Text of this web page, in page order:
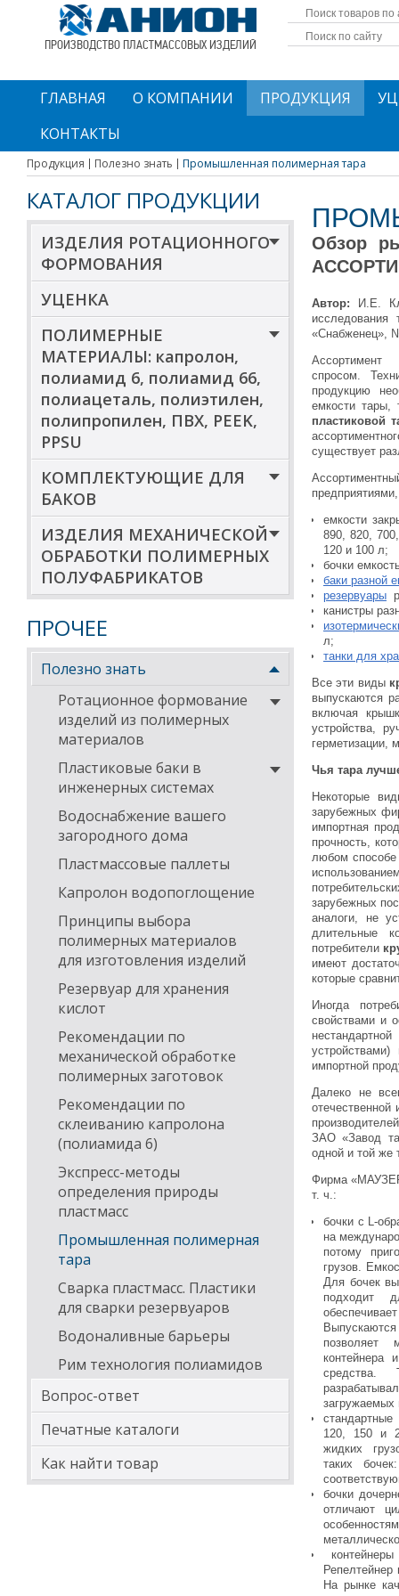
ПРОИЗВОДСТВО ПЛАСТМАССОВЫХ ИЗДЕЛИЙ
ГЛАВНАЯ О КОМПАНИИ ПРОДУКЦИЯ
КОНТАКТЫ
Продукция Полезно знать Промышленная полимерная тара
КАТАЛОГ ПРОДУКЦИИ
ИЗДЕЛИЯ РОТАЦИОННОГО
ФОРМОВАНИЯ
УЦЕНКА
ПОЛИМЕРНЫЕ
МАТЕРИАЛЫ: капролон,
полиамид 6, полиамид 66,
полиацеталь, полиэтилен,
полипропилен, ПВХ, PEEK,
PPSU
КОМПЛЕКТУЮЩИЕ ДЛЯ
БАКОВ
ИЗДЕЛИЯ МЕХАНИЧЕСКОЙ
ОБРАБОТКИ ПОЛИМЕРНЫХ
ПОЛУФАБРИКАТОВ
ПРОЧЕЕ
Полезно знать
Ротационное формование
изделий из полимерных
материалов
Пластиковые баки в
инженерных системах
Водоснабжение вашего
загородного дома
Пластмассовые паллеты
Капролон водопоглощение
Принципы выбора
полимерных материалов
для изготовления изделий
Резервуар для хранения
кислот
Рекомендации по
механической обработке
полимерных заготовок
Рекомендации по
склеиванию капролона
(полиамида 6)
Экспресс-методы
определения природы
пластмасс
Промышленная полимерная
тара
Сварка пластмасс. Пластики
для сварки резервуаров
Водоналивные барьеры
Рим технология полиамидов
Вопрос-ответ
Печатные каталоги
Как найти товар
Обзор
Автор: И.Е.
«Снабженец»,
Ассортимент
спросом.
продукцию
емкости
пластиковой
существует
емкости
890, 820,
120 и 100 л;
бочки
баки разной
резервуары
канистры
л;
танки для
Все эти виды
выпускаются
включая
устройства,
герметизации,
Чья тара
Некоторые
зарубежных
импортная
прочность,
любом способе
зарубежных
аналоги, не
длительные
потребители
имеют
которые
Иногда
свойствами и
импортной
Далеко не
ЗАО «Завод
одной и той же
Фирма «МАУЗЕР
т. ч.:
бочки с L-
на
потому
грузов.
Для бочек
подходит
позволяет
контейнера
120, 150 и
жидких
таких
бочки
отличают
Репелтейнер
На рынке